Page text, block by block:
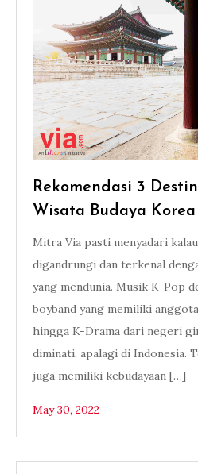
Rekomendasi 3
Wisata Budaya
Mitra Via pasti menyadari
digandrungi dan terkenal
yang mendunia. Musik K-Pop
boyband yang memiliki
hingga K-Drama dari negeri
diminati, apalagi di Indonesia.
juga memiliki kebudayaan […]
May 30, 2022